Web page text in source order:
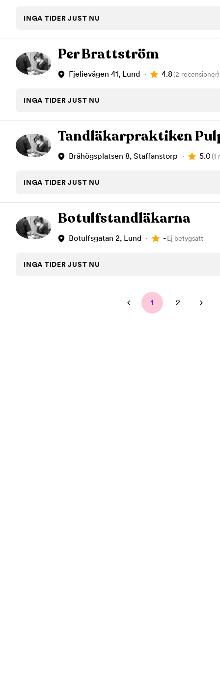
INGA TIDER JUST NU
Per Brattström
Fjelievägen 41, Lund 4.8(2 recensioner)
INGA TIDER JUST NU
Tandläkarpraktiken
Bråhögsplatsen 8, Staffanstorp 5.0(1
INGA TIDER JUST NU
Botulfstandläkarna
Botulfsgatan 2, Lund -Ej betygsatt
INGA TIDER JUST NU
1 2